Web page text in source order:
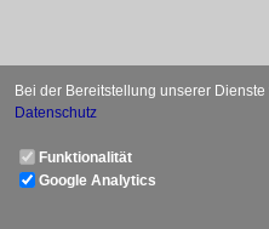
Bei der Bereitstellung unserer
Datenschutz
Funktionalität
Google Analytics